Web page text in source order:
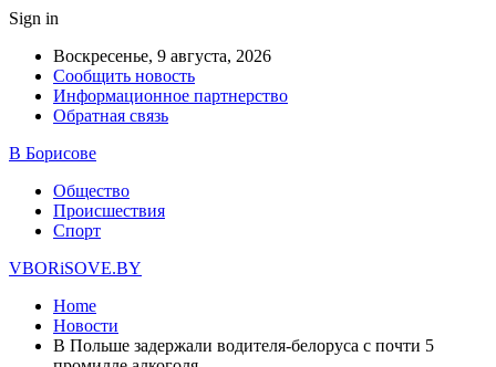
Sign in
Воскресенье, 9 августа, 2026
Сообщить новость
Информационное партнерство
Обратная связь
В Борисове
Общество
Происшествия
Спорт
VBORiSOVE.BY
Home
Новости
В Польше задержали водителя-белоруса с почти 5